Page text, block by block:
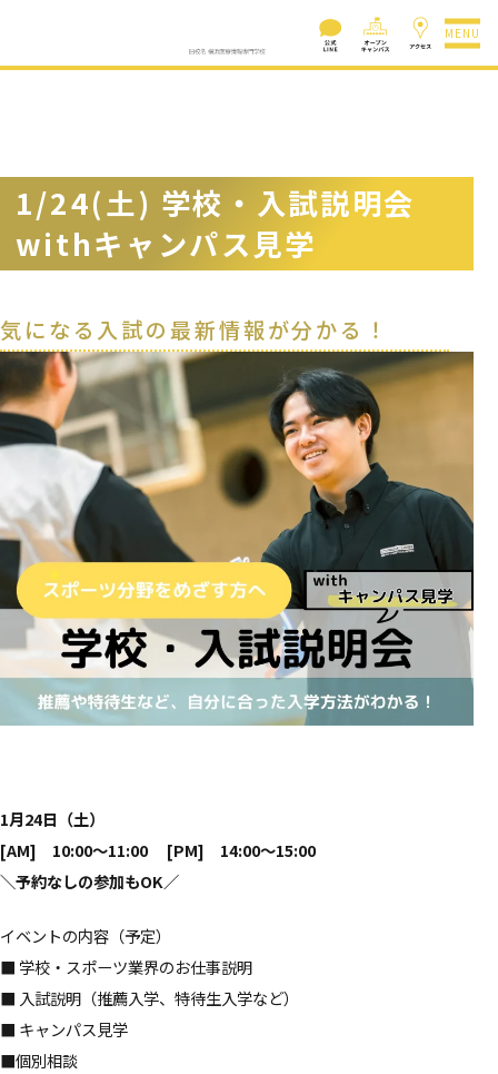
MENU
1/24(土) 学校・入試説明会
withキャンパス見学
気になる入試の最新情報が分かる！
1月24日（土）
[AM] 10:00～11:00 [PM] 14:00～15:00
＼予約なしの参加もOK／
イベントの内容（予定）
■ 学校・スポーツ業界のお仕事説明
■ 入試説明（推薦入学、特待生入学など）
■ キャンパス見学
■個別相談